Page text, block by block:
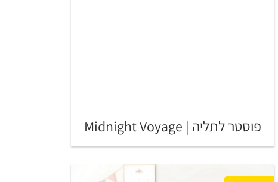
פוסטר לתליה | Midnight Voyage